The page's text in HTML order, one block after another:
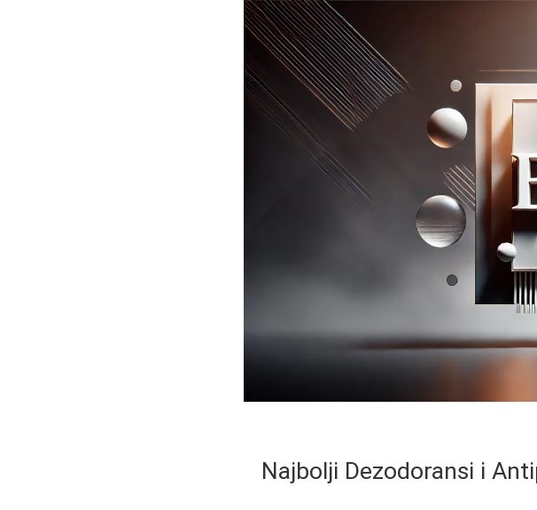
Najbolji Dezodoransi i